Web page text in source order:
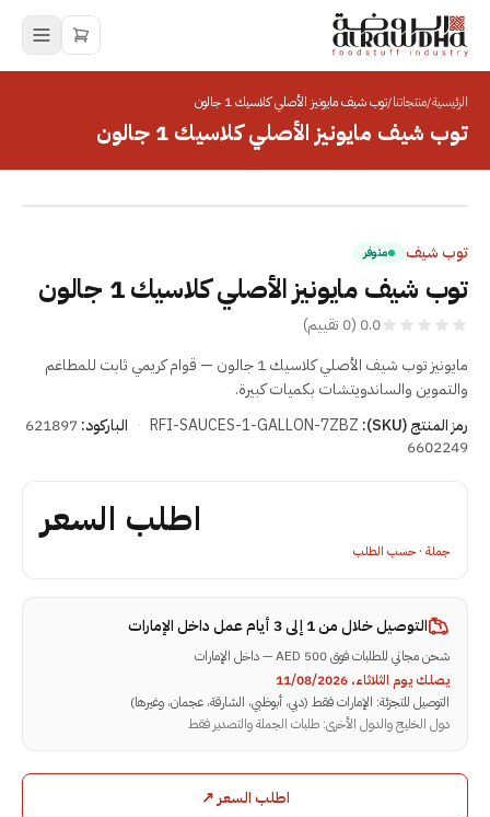
الرئيسية/منتجاتنا/توب شيف مايونيز الأصلي كلاسيك 1 جالون
توب شيف مايونيز الأصلي كلاسيك 1 جالون
توب شيف متوفر
توب شيف مايونيز الأصلي كلاسيك 1 جالون
0.0
(
0 تقييم)
مايونيز توب شيف الأصلي كلاسيك 1 جالون — قوام كريمي ثابت للمطاعم
والتموين والساندويتشات بكميات كبيرة.
رمز المنتج (SKU):
RFI-SAUCES-1-GALLON-7ZBZ
· الباركود:621897
6602249
اطلب السعر
جملة · حسب الطلب
التوصيل خلالمن 1 إلى 3 أيام عمل داخل الإمارات
شحن مجاني للطلبات فوق 500 AED — داخل الإمارات
يصلك يوم الثلاثاء، 11/08/2026
التوصيل للتجزئة: الإمارات فقط (دبي، أبوظبي، الشارقة، عجمان، وغيرها)
دول الخليج والدول الأخرى: طلبات الجملة والتصدير فقط
اطلب السعر ↗